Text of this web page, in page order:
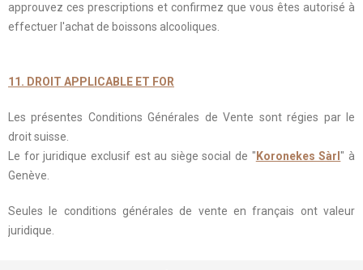
approuvez ces prescriptions et confirmez que vous êtes autorisé à
effectuer l'achat de boissons alcooliques.
11. DROIT APPLICABLE ET FOR
Les présentes Conditions Générales de Vente sont régies par le
droit suisse.
Le for juridique exclusif est au siège social de " Koronekes Sàrl" à
Genève.
Seules le conditions générales de vente en français ont valeur
juridique.